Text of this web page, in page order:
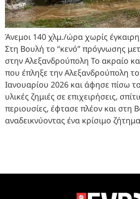
Άνεμοι 140 χλμ./ώρα χωρίς
Στη Βουλή το “κενό” πρόγνωσης
στην Αλεξανδρούπολη Το ακραίο
που έπληξε την Αλεξανδρούπολη
Ιανουαρίου 2026 και άφησε πίσω
υλικές ζημιές σε επιχειρήσεις,
περιουσίες, έφτασε πλέον και στη
αναδεικνύοντας ένα κρίσιμο